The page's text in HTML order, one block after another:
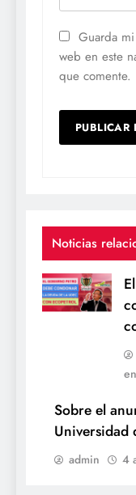
Guarda
web en este
que comente.
Noticias
Sobre el
Universidad
admin 4